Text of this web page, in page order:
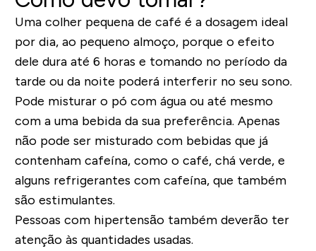
Uma colher pequena de café é a dosagem ideal
por dia, ao pequeno almoço, porque o efeito
dele dura até 6 horas e tomando no período da
tarde ou da noite poderá interferir no seu sono.
Pode misturar o pó com água ou até mesmo
com a uma bebida da sua preferência. Apenas
não pode ser misturado com bebidas que já
contenham cafeína, como o café, chá verde, e
alguns refrigerantes com cafeína, que também
são estimulantes.
Pessoas com hipertensão também deverão ter
atenção às quantidades usadas.